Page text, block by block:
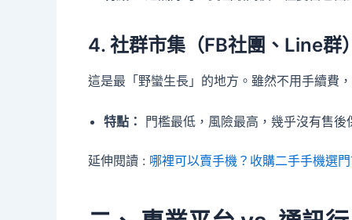
4. 社群市集（FB社團、Line群
這是最「野蠻生長」的地方。雖然不用手續費
特點： 門檻最低，風險最高，幾乎沒有售後
延伸閱讀 : 哪裡可以賣手機？收購二手手機選